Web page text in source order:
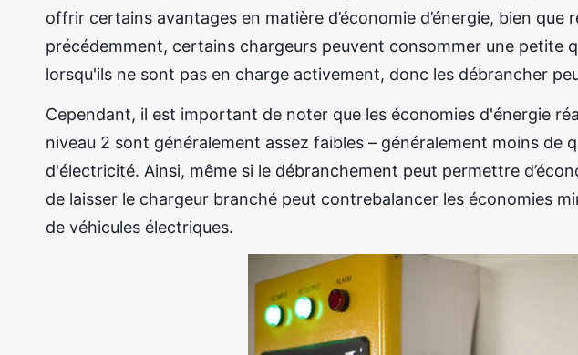
offrir certains avantages en matière d’économie d’énergie, bien
précédemment, certains chargeurs peuvent consommer une petite
lorsqu'ils ne sont pas en charge activement, donc les débrancher
Cependant, il est important de noter que les économies d'énergie
niveau 2 sont généralement assez faibles – généralement moins de
d'électricité. Ainsi, même si le débranchement peut permettre
de laisser le chargeur branché peut contrebalancer les économies
de véhicules électriques.